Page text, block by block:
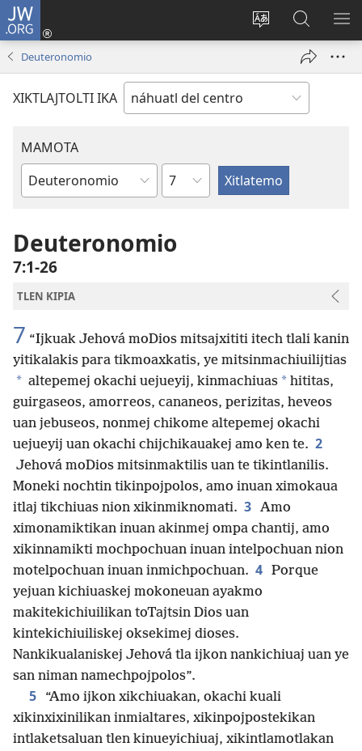
JW.ORG
Xikpatla
tlajtoli sitio
Nikan
tikpeualtis
ventana)
Xitlatemo
JW.ORG
Deuteronomio
XIKTLAJTOLTI IKA
MAMOTA
Amochtli
Capítulo
Deuteronomio
7:1-26
TLEN KIPIA
7 “Ijkuak Jehová moDios mitsajxititi itech tlali kanin
yitikalakis para tikmoaxkatis, ye mitsinmachiuilijtias
* altepemej okachi uejueyij, kinmachiuas * hititas,
guirgaseos, amorreos, cananeos, perizitas, heveos
uan jebuseos, nonmej chikome altepemej okachi
uejueyij uan okachi chijchikauakej amo ken te. 2
Jehová moDios mitsinmaktilis uan te tikintlanilis.
Moneki nochtin tikinpojpolos, amo inuan ximokaua
itlaj tikchiuas nion xikinmiknomati. 3 Amo
ximonamiktikan inuan akinmej ompa chantij, amo
xikinnamikti mochpochuan inuan intelpochuan nion
motelpochuan inuan inmichpochuan. 4 Porque
yejuan kichiuaskej mokoneuan ayakmo
makitekichiuilikan toTajtsin Dios uan
kintekichiuiliskej oksekimej dioses.
Nankikualaniskej Jehová tla ijkon nankichiuaj uan ye
san niman namechpojpolos”.
5
“Amo ijkon xikchiuakan, okachi kuali
xikinxixinilikan inmialtares, xikinpojpostekikan
intlaketsaluan tlen kinueyichiuaj, xikintlamotlakan